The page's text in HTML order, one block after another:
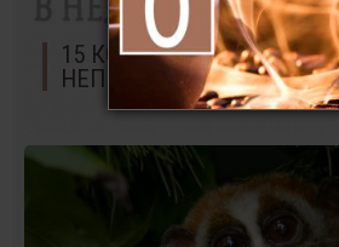
15 КОРОТКИХ ИСТОРИЙ
НЕПРЕДСКАЗУЕМЫМ